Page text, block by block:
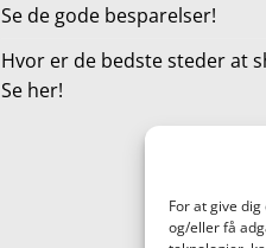
For at give
og/eller få
Se de gode besparelser!
Hvor er de bedste steder at
Se her!